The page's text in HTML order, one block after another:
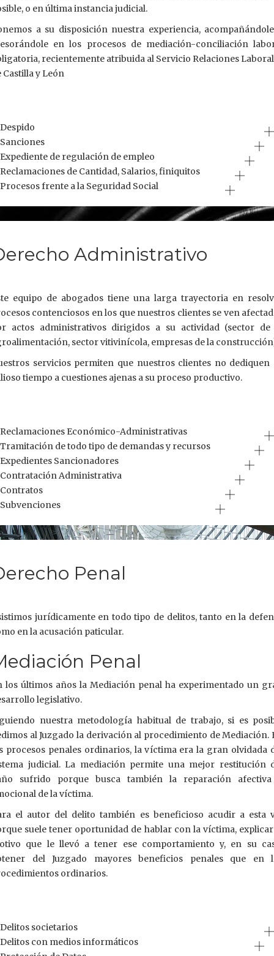
o en última instancia judicial.
a su disposición nuestra experiencia,
en los procesos de mediación-conciliación
recientemente atribuida al Servicio Relaciones
Castilla y León
Despido
Sanciones
Expediente de regulación de empleo
Reclamaciones de Cantidad, Salarios, finiquitos
Procesos frente a la Seguridad Social
Administrativo
equipo de abogados tiene una larga trayectoria en
contenciosos en los que nuestros clientes se ven
actos administrativos dirigidos a su actividad (sector de
sector vitivinícola, empresas de la
servicios permiten que nuestros clientes no dediquen
tiempo a cuestiones ajenas a su proceso productivo.
Reclamaciones Económico-Administrativas
Tramitación de todo tipo de demandas y recursos
Expedientes Sancionadores
Contratación Administrativa
Contratos
Subvenciones
Penal
jurídicamente en todo tipo de delitos, tanto en la
en la acusación paticular.
Penal
los últimos años la Mediación penal ha experimentado un
legislativo.
nuestra metodología habitual de trabajo, si es
al Juzgado la derivación al procedimiento de Mediación.
procesos penales ordinarios, la víctima era la gran olvidada
judicial. La mediación permite una mejor restitución
sufrido porque busca también la reparación
de la víctima.
el autor del delito también es beneficioso acudir a esta
suele tener oportunidad de hablar con la víctima,
que le llevó a tener ese comportamiento y, en su
del Juzgado mayores beneficios penales que en
ordinarios.
Delitos societarios
Delitos con medios informáticos